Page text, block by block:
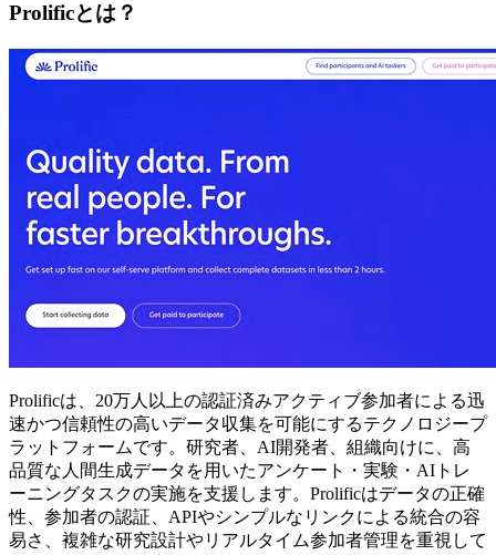
Prolificとは？
Prolificは、20万人以上の認証済みアクティブ参加者による迅
速かつ信頼性の高いデータ収集を可能にするテクノロジープ
ラットフォームです。研究者、AI開発者、組織向けに、高
品質な人間生成データを用いたアンケート・実験・AIトレ
ーニングタスクの実施を支援します。Prolificはデータの正確
性、参加者の認証、APIやシンプルなリンクによる統合の容
易さ、複雑な研究設計やリアルタイム参加者管理を重視して